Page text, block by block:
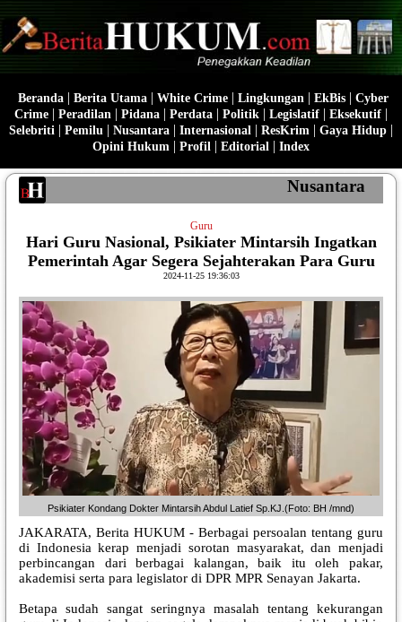
Beranda| Berita Utama| White Crime| Lingkungan | EkBis| Cyber
Crime | Peradilan | Pidana | Perdata | Politik | Legislatif | Eksekutif |
Selebriti | Pemilu | Nusantara | Internasional | ResKrim | Gaya Hidup |
Opini Hukum | Profil | Editorial | Index
Nusantara
Guru
Hari Guru Nasional, Psikiater Mintarsih Ingatkan
Pemerintah Agar Segera Sejahterakan Para Guru
2024-11-25 19:36:03
Psikiater Kondang Dokter Mintarsih Abdul Latief Sp.KJ.(Foto: BH /mnd)
JAKARATA, Berita HUKUM - Berbagai persoalan tentang guru
di Indonesia kerap menjadi sorotan masyarakat, dan menjadi
perbincangan dari berbagai kalangan, baik itu oleh pakar,
akademisi serta para legislator di DPR MPR Senayan Jakarta.
Betapa sudah sangat seringnya masalah tentang kekurangan